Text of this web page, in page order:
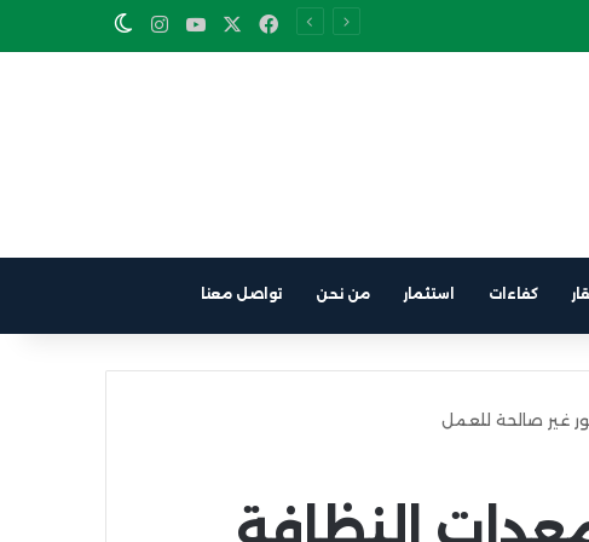
Facebook
YouTube
Instagram
Switch skin
كفاءات استثمار من نحن تواصل معنا
من معدات النظافة